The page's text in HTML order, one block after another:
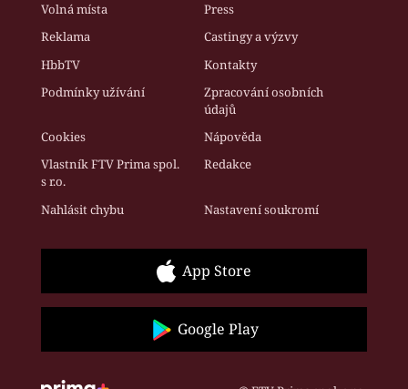
Volná místa
Press
Reklama
Castingy a výzvy
HbbTV
Kontakty
Podmínky užívání
Zpracování osobních
údajů
Cookies
Nápověda
Vlastník FTV Prima spol.
s r.o.
Redakce
Nahlásit chybu Nastavení soukromí
App Store
Google Play